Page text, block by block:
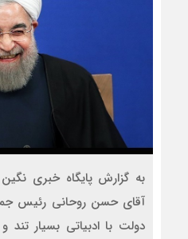
به گزارش پایگاه خبری
آقای حسن روحانی رئیس
دولت با ادبیاتی بسیار تند